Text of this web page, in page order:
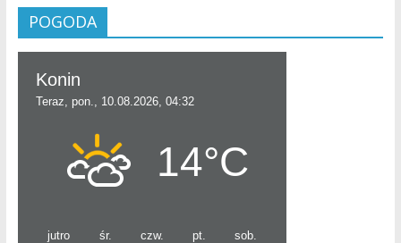
POGODA